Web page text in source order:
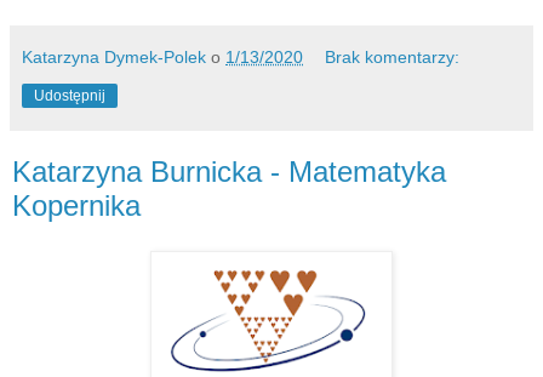
Katarzyna Dymek-Polek o 1/13/2020 Brak komentarzy:
Udostępnij
Katarzyna Burnicka - Matematyka
Kopernika